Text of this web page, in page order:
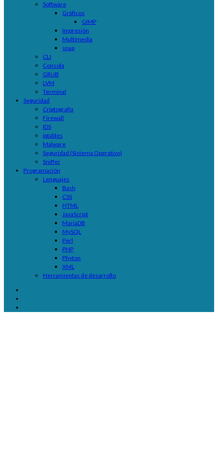
Software
Gráficos
GIMP
Impresión
Multimedia
snap
CLI
Consola
GRUB
LVM
Terminal
Seguridad
Criptografía
Firewall
IDS
iptables
Malware
Seguridad (Sistema Operativo)
Sniffer
Programación
Lenguajes
Bash
CSS
HTML
JavaScript
MariaDB
MySQL
Perl
PHP
Phyton
XML
Herramientas de desarrollo